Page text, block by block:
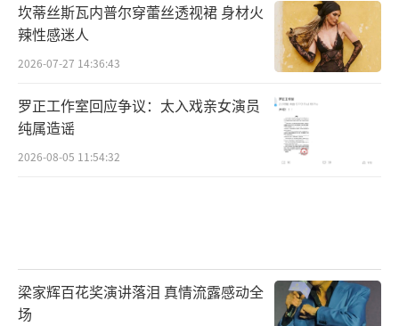
坎蒂丝斯瓦内普尔穿蕾丝透视裙 身材火
辣性感迷人
2026-07-27 14:36:43
罗正工作室回应争议：太入戏亲女演员
纯属造谣
2026-08-05 11:54:32
梁家辉百花奖演讲落泪 真情流露感动全
场